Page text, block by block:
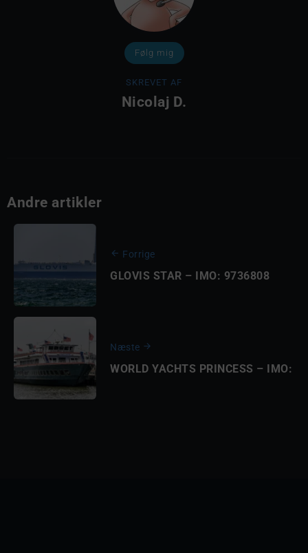
Følg mig
SKREVET AF
Nicolaj D.
Andre artikler
Forrige
GLOVIS STAR – IMO: 9736808
Næste
WORLD YACHTS PRINCESS – IMO: